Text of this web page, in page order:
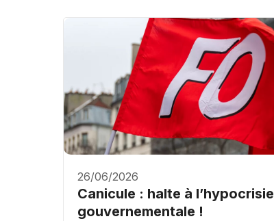
26/06/2026
Canicule : halte à l’hypocrisie
gouvernementale !